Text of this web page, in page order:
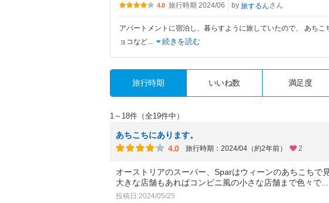
4.0 旅行時期 2024/06 by 旅するんさん
アパートメントに宿泊し、暮らすように旅していたので、 あち
ョコなど
続きを読む
旅行時期 いいね数 満足度
1～18件（全19件中）
あちこちにあります。
4.0
旅行時期：2024/04（約2年前） 2
オーストリアのスーパー、Sparはウィーンのあちこちで
大きな店舗もあればコンビニ風の小さな店舗まで色々で
投稿日:2024/05/25